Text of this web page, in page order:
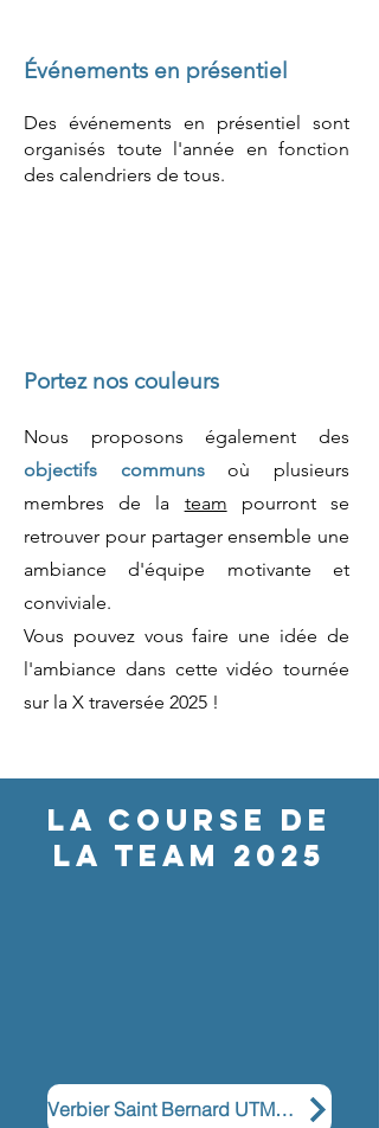
Événements en présentiel
Des événements en présentiel sont
organisés toute l'année en fonction
des calendriers de tous.
Portez nos couleurs
Nous proposons également des
objectifs communsoù plusieurs
membres de la team pourront se
retrouver pour partager ensemble une
ambiance d'équipe motivante et
conviviale.
Vous pouvez vous faire une idée de
l'ambiance dans cette vidéo tournée
sur la X traversée 2025 !
LA course de
la team 2025
Verbier Saint Bernard UTMB 2025!